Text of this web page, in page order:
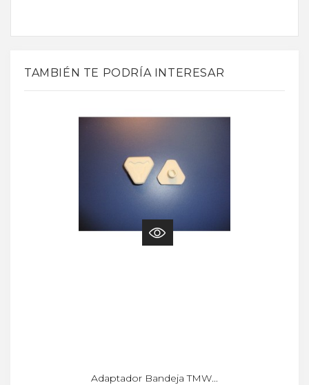
TAMBIÉN TE PODRÍA INTERESAR
Adaptador Bandeja TMW...